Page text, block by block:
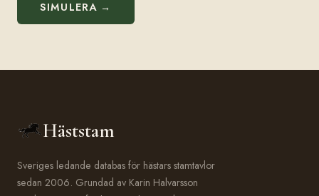
SIMULERA →
Häststam
Sveriges ledande databas för hästars stamtavlor
sedan 2006. Grundad av Karin Halvarsson